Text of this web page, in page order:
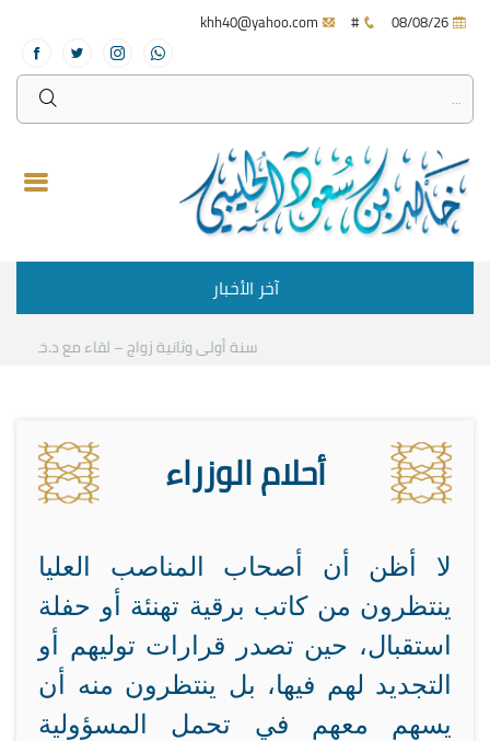
#
آخر الأخبار
سنة أولى وثانية زواج – لقاء مع د.خالد
أحلام الوزراء
لا أظن أن أصحاب المناصب العليا
ينتظرون من كاتب برقية تهنئة أو حفلة
استقبال، حين تصدر قرارات توليهم أو
التجديد لهم فيها، بل ينتظرون منه أن
يسهم معهم في تحمل المسؤولية